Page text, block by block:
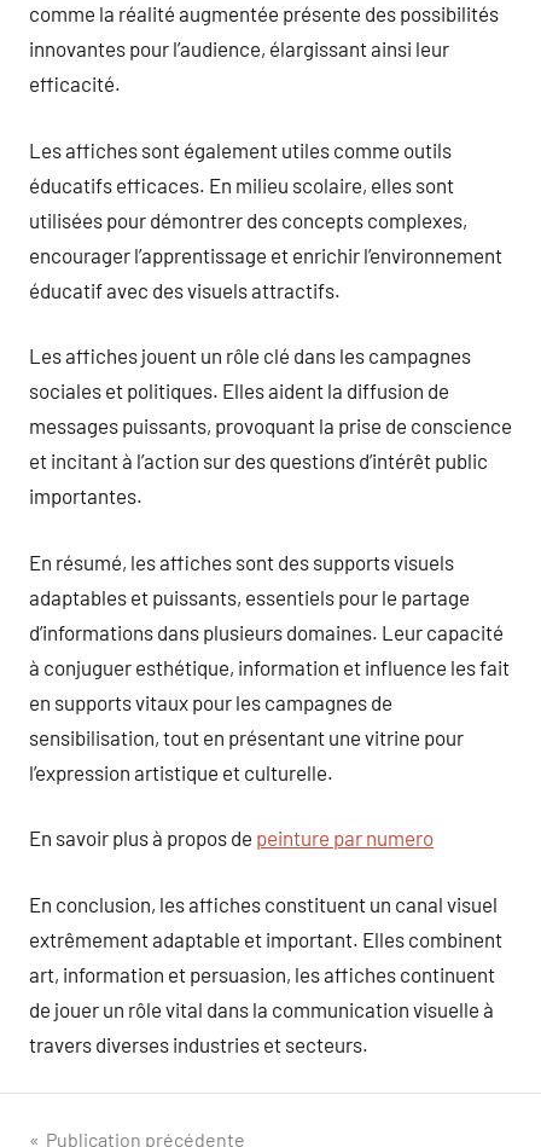
comme la réalité augmentée présente des possibilités
innovantes pour l’audience, élargissant ainsi leur
efficacité.
Les affiches sont également utiles comme outils
éducatifs efficaces. En milieu scolaire, elles sont
utilisées pour démontrer des concepts complexes,
encourager l’apprentissage et enrichir l’environnement
éducatif avec des visuels attractifs.
Les affiches jouent un rôle clé dans les campagnes
sociales et politiques. Elles aident la diffusion de
messages puissants, provoquant la prise de conscience
et incitant à l’action sur des questions d’intérêt public
importantes.
En résumé, les affiches sont des supports visuels
adaptables et puissants, essentiels pour le partage
d’informations dans plusieurs domaines. Leur capacité
à conjuguer esthétique, information et influence les fait
en supports vitaux pour les campagnes de
sensibilisation, tout en présentant une vitrine pour
l’expression artistique et culturelle.
En savoir plus à propos de peinture par numero
En conclusion, les affiches constituent un canal visuel
extrêmement adaptable et important. Elles combinent
art, information et persuasion, les affiches continuent
de jouer un rôle vital dans la communication visuelle à
travers diverses industries et secteurs.
Publication précédente